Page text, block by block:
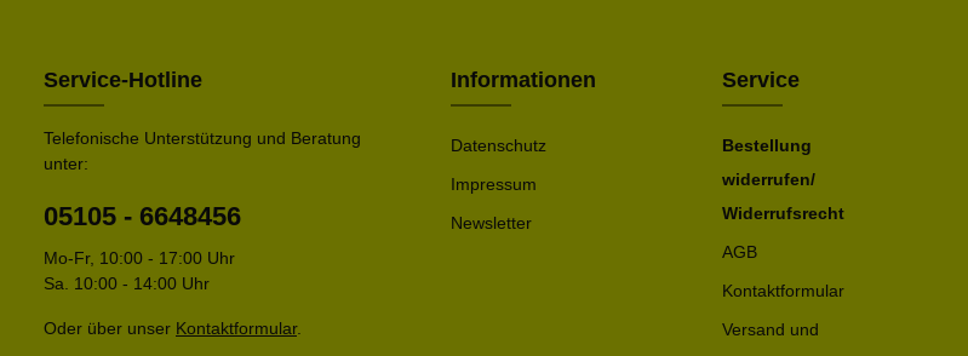
Service-Hotline
Telefonische Unterstützung und Beratung
unter:
05105 - 6648456
Mo-Fr, 10:00 - 17:00 Uhr
Sa. 10:00 - 14:00 Uhr
Oder über unser Kontaktformular.
Informationen
Datenschutz
Impressum
Newsletter
Service
Bestellung
widerrufen/
Widerrufsrecht
AGB
Kontaktformular
Versand und